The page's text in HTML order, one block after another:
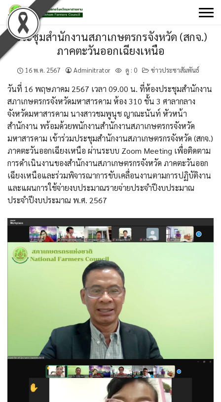
Skip
to
contentประชุมสำนักงานสภาเกษตรกรจังหวัด (สกจ.)
ภาคตะวันออกเฉียงเหนือ
16 พ.ค. 2567 Adminitrator ดู : 0 ข่าวประชาสัมพันธ์
วันที่ 16 พฤษภาคม 2567 เวลา 09.00 น. ที่ห้องประชุมสำนักงาน
สภาเกษตรกรจังหวัดมหาสารคาม ห้อง 310 ชั้น 3 ศาลากลาง
จังหวัดมหาสารคาม นางสาวชมพูนุช ญาณะนันท์ หัวหน้า
สำนักงาน พร้อมด้วยพนักงานสำนักงานสภาเกษตรกรจังหวัด
มหาสารคาม เข้าร่วมประชุมสำนักงานสภาเกษตรกรจังหวัด (สกจ.)
ภาคตะวันออกเฉียงเหนือ ผ่านระบบ Zoom Meeting เพื่อติดตาม
การดำเนินงานของสำนักงานสภาเกษตรกรจังหวัด ภาคตะวันออก
เฉียงเหนือและร่วมพิจารณาการขับเคลื่อนงานตามการปฏิบัติงาน
และแผนการใช้จ่ายงบประมาณรายจ่ายประจำปีงบประมาณ
ประจำปีงบประมาณ พ.ศ. 2567